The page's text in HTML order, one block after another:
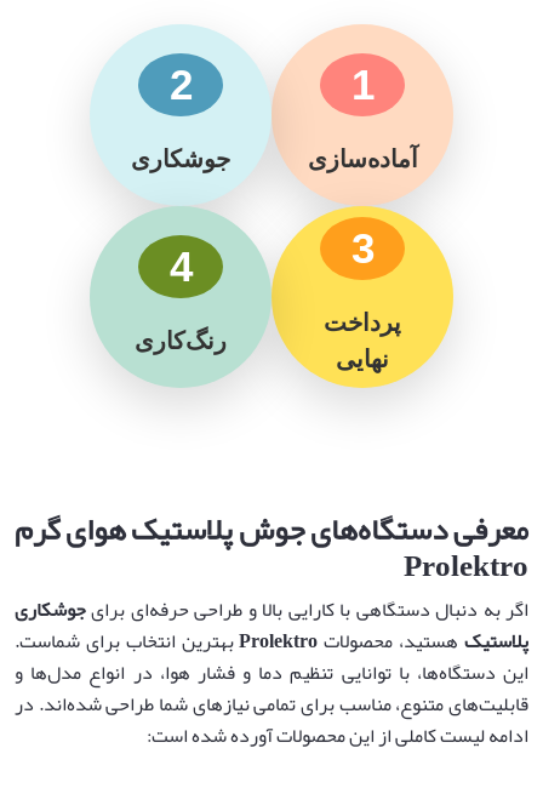
1
آماده‌سازی
2
جوشکاری
3
پرداخت
نهایی
4
رنگ‌کاری
معرفی دستگاه‌های جوش پلاستیک هوای گرم
Prolektro
اگر به دنبال دستگاهی با کارایی بالا و طراحی حرفه‌ای برایجوشکاری
پلاستیکهستید، محصولاتProlektroبهترین انتخاب برای شماست.
این دستگاه‌ها، با توانایی تنظیم دما و فشار هوا، در انواع مدل‌ها و
قابلیت‌های متنوع، مناسب برای تمامی نیازهای شما طراحی شده‌اند. در
ادامه لیست کاملی از این محصولات آورده شده است: